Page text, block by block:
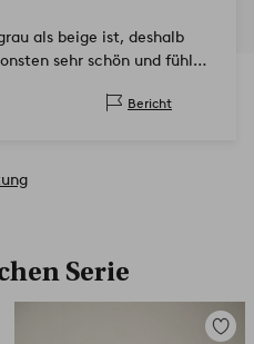
als beige ist, deshalb
sehr schön und fühlt
Bericht
Serie
Zu